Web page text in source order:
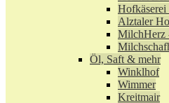
Hofkäserei
Alztaler
MilchHerz
Öl, Saft & mehr
Winklhof
Wimmer
Kreitmair